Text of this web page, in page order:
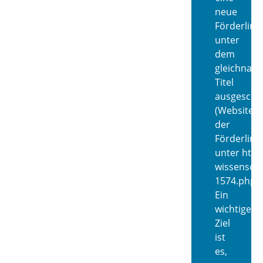
neue
Förderlinie
unter
dem
Titel
(Website
der
Förderlinie
unter
1574.php).
Ein
wichtiges
Ziel
ist
es,